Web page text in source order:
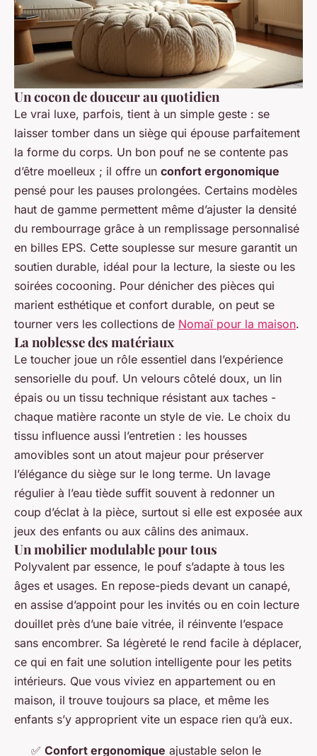
Un cocon de douceur au quotidien
Le vrai luxe, parfois, tient à un simple geste : se
laisser tomber dans un siège qui épouse parfaitement
la forme du corps. Un bon pouf ne se contente pas
d’être moelleux ; il offre un confort ergonomique
pensé pour les pauses prolongées. Certains modèles
haut de gamme permettent même d’ajuster la densité
du rembourrage grâce à un remplissage personnalisé
en billes EPS. Cette souplesse sur mesure garantit un
soutien durable, idéal pour la lecture, la sieste ou les
soirées cocooning. Pour dénicher des pièces qui
marient esthétique et confort durable, on peut se
tourner vers les collections de Nomaï pour la maison.
La noblesse des matériaux
Le toucher joue un rôle essentiel dans l’expérience
sensorielle du pouf. Un velours côtelé doux, un lin
épais ou un tissu technique résistant aux taches -
chaque matière raconte un style de vie. Le choix du
tissu influence aussi l’entretien : les housses
amovibles sont un atout majeur pour préserver
l’élégance du siège sur le long terme. Un lavage
régulier à l’eau tiède suffit souvent à redonner un
coup d’éclat à la pièce, surtout si elle est exposée aux
jeux des enfants ou aux câlins des animaux.
Un mobilier modulable pour tous
Polyvalent par essence, le pouf s’adapte à tous les
âges et usages. En repose-pieds devant un canapé,
en assise d’appoint pour les invités ou en coin lecture
douillet près d’une baie vitrée, il réinvente l’espace
sans encombrer. Sa légèreté le rend facile à déplacer,
ce qui en fait une solution intelligente pour les petits
intérieurs. Que vous viviez en appartement ou en
maison, il trouve toujours sa place, et même les
enfants s’y approprient vite un espace rien qu’à eux.
✅ Confort ergonomique ajustable selon le